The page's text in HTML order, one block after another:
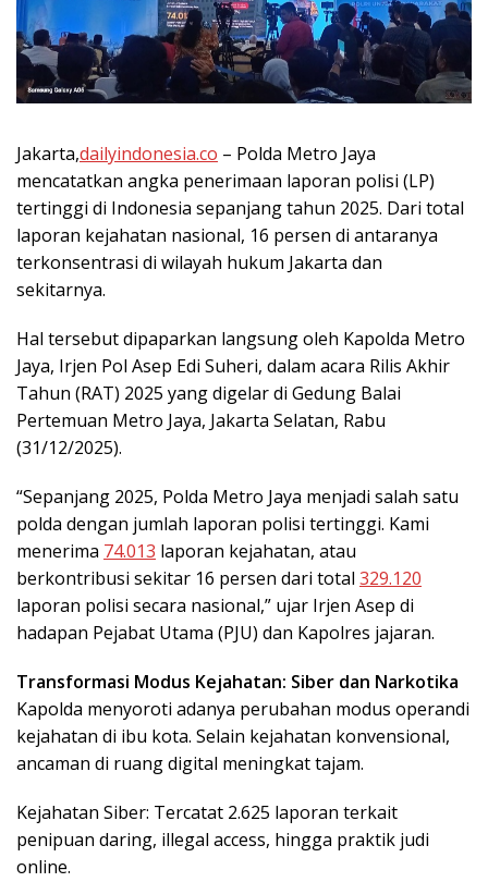
Jakarta,dailyindonesia.co – Polda Metro Jaya
mencatatkan angka penerimaan laporan polisi (LP)
tertinggi di Indonesia sepanjang tahun 2025. Dari total
laporan kejahatan nasional, 16 persen di antaranya
terkonsentrasi di wilayah hukum Jakarta dan
sekitarnya.
Hal tersebut dipaparkan langsung oleh Kapolda Metro
Jaya, Irjen Pol Asep Edi Suheri, dalam acara Rilis Akhir
Tahun (RAT) 2025 yang digelar di Gedung Balai
Pertemuan Metro Jaya, Jakarta Selatan, Rabu
(31/12/2025).
“Sepanjang 2025, Polda Metro Jaya menjadi salah satu
polda dengan jumlah laporan polisi tertinggi. Kami
menerima 74.013 laporan kejahatan, atau
berkontribusi sekitar 16 persen dari total 329.120
laporan polisi secara nasional,” ujar Irjen Asep di
hadapan Pejabat Utama (PJU) dan Kapolres jajaran.
Transformasi Modus Kejahatan: Siber dan Narkotika
Kapolda menyoroti adanya perubahan modus operandi
kejahatan di ibu kota. Selain kejahatan konvensional,
ancaman di ruang digital meningkat tajam.
Kejahatan Siber: Tercatat 2.625 laporan terkait
penipuan daring, illegal access, hingga praktik judi
online.